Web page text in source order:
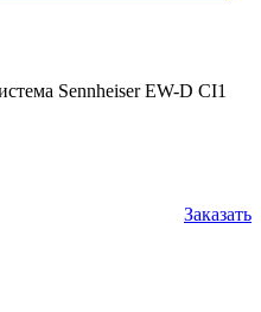
Sennheiser EW-D CI1
Заказать